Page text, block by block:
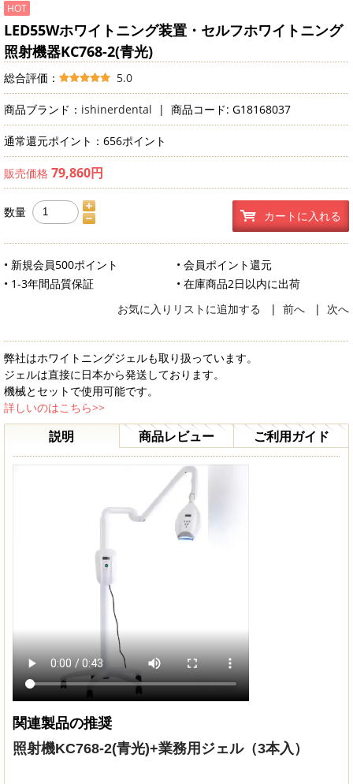
HOT
LED55Wホワイトニング装置・セルフホワイトニング
照射機器KC768-2(青光)
総合評価： 5.0
商品ブランド： ishinerdental | 商品コード: G18168037
通常還元ポイント：656ポイント
販売価格 79,860円
数量 カートに入れる
• 新規会員500ポイント
• 会員ポイント還元
• 1-3年間品質保証
• 在庫商品2日以内に出荷
お気に入りリストに追加する
| 前へ | 次へ
弊社はホワイトニングジェルも取り扱っています。
ジェルは直接に日本から発送しております。
機械とセットで使用可能です。
詳しいのはこちら>>
説明 商品レビュー ご利用ガイド
関連製品の推奨
照射機KC768-2(青光)+業務用ジェル（3本入）